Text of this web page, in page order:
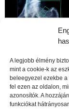
A legjobb élmény
mint a cookie-k az
beleegyezel ezekbe
fel ezen az oldalon,
azonosítók. A
funkciókat